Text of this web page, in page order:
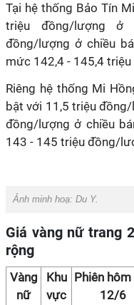
Tại hệ thống Bảo Tín
triệu đồng/lượng
đồng/lượng ở chiều
mức 142,4 - 145,4
Riêng hệ thống Mi
bật với 11,5 triệu
đồng/lượng ở chiều
143 - 145 triệu đồng/
Ảnh minh hoạ: Du Y.
Giá vàng nữ trang
rộng
Vàng
nữ
Khu
vực
Phiên hôm
12/6